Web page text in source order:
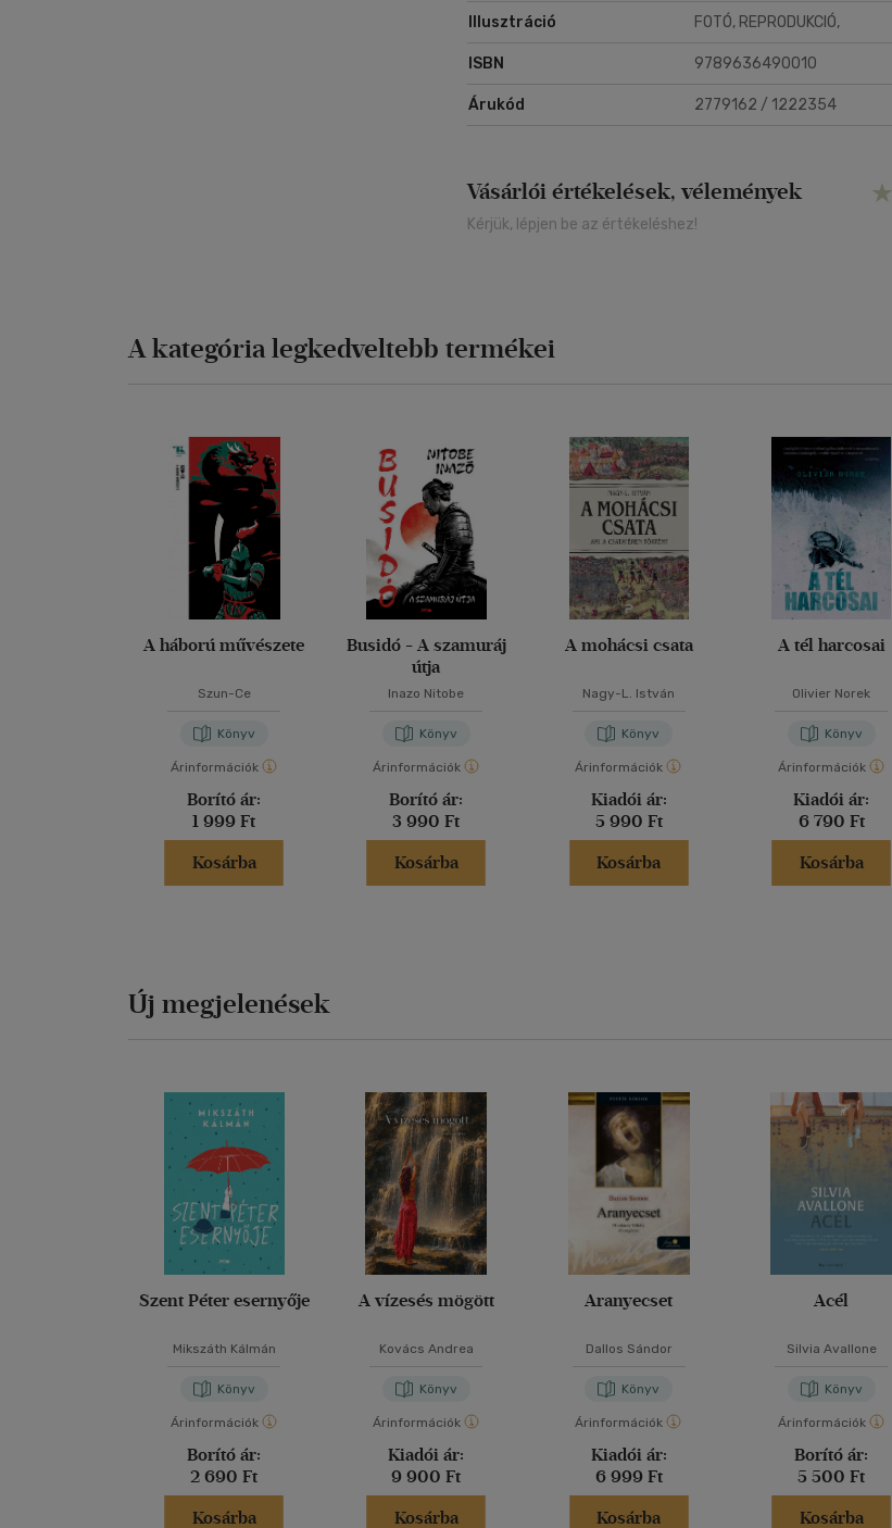
Illusztráció FOTÓ, REPRODUKCIÓ,
ISBN 9789636490010
Árukód 2779162 / 1222354
Vásárlói értékelések, vélemények
Kérjük, lépjen be az értékeléshez!
A kategória legkedveltebb termékei
A háború művészete
Szun-Ce
Könyv
Árinformációk
Borító ár:
1 999 Ft
Kosárba
Busidó - A szamuráj
útja
Inazo Nitobe
Könyv
Árinformációk
Borító ár:
3 990 Ft
Kosárba
A mohácsi csata
Nagy-L. István
Könyv
Árinformációk
Kiadói ár:
5 990 Ft
Kosárba
A tél harcosai
Olivier Norek
Könyv
Árinformációk
Kiadói ár:
6 790 Ft
Kosárba
Új megjelenések
Szent Péter esernyője
Mikszáth Kálmán
Könyv
Árinformációk
Borító ár:
2 690 Ft
Kosárba
A vízesés mögött
Kovács Andrea
Könyv
Árinformációk
Kiadói ár:
9 900 Ft
Kosárba
Aranyecset
Dallos Sándor
Könyv
Árinformációk
Kiadói ár:
6 999 Ft
Kosárba
Acél
Silvia Avallone
Könyv
Árinformációk
Borító ár:
5 500 Ft
Kosárba